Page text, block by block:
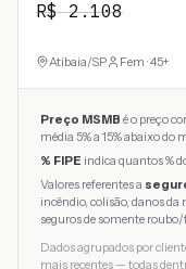
R$2.108
Atibaia/SP Fem · 45+
Preço MSMB é o preço
média 5% a 15% abaixo do
% FIPE indica quantos %
Valores referentes a
incêndio, colisão, danos
seguros de somente
Dados agrupados por
mais recentes — todas